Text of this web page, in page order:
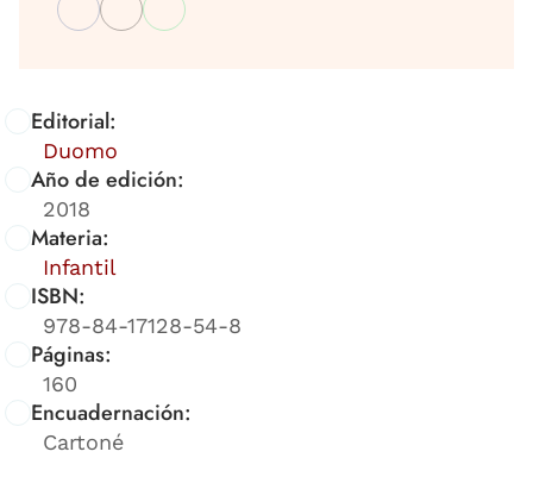
Editorial:
Duomo
Año de edición:
2018
Materia:
Infantil
ISBN:
978-84-17128-54-8
Páginas:
160
Encuadernación:
Cartoné